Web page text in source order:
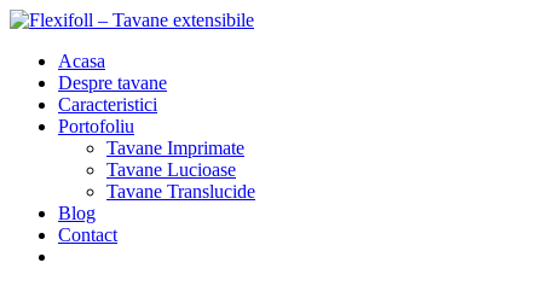
Acasa
Despre tavane
Caracteristici
Portofoliu
Tavane Imprimate
Tavane Lucioase
Tavane Translucide
Blog
Contact